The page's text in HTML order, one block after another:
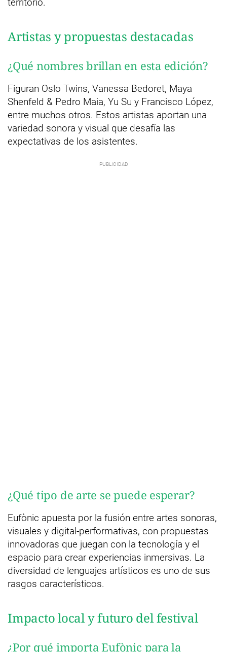
Artistas y propuestas destacadas
¿Qué nombres brillan en esta edición?
Figuran Oslo Twins, Vanessa Bedoret, Maya
Shenfeld & Pedro Maia, Yu Su y Francisco López,
entre muchos otros. Estos artistas aportan una
variedad sonora y visual que desafía las
expectativas de los asistentes.
¿Qué tipo de arte se puede esperar?
Eufònic apuesta por la fusión entre artes sonoras,
visuales y digital-performativas, con propuestas
innovadoras que juegan con la tecnología y el
espacio para crear experiencias inmersivas. La
diversidad de lenguajes artísticos es uno de sus
rasgos característicos.
Impacto local y futuro del festival
¿Por qué importa Eufònic para la